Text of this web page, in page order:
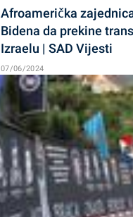
Afroamerička
Bidena da prekine
Izraelu | SAD Vijesti
07/06/2024